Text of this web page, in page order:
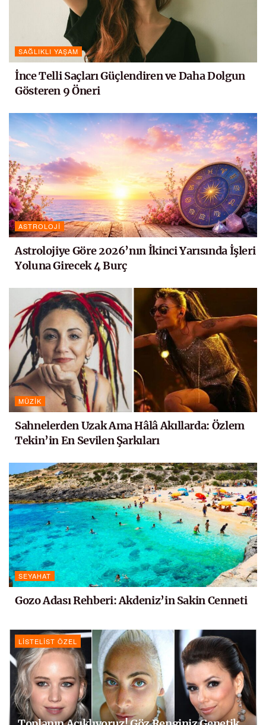
SAĞLIKLI YAŞAM
İnce Telli Saçları Güçlendiren ve Daha Dolgun
Gösteren 9 Öneri
ASTROLOJI
Astrolojiye Göre 2026’nın İkinci Yarısında İşleri
Yoluna Girecek 4 Burç
MÜZIK
Sahnelerden Uzak Ama Hâlâ Akıllarda: Özlem
Tekin’in En Sevilen Şarkıları
SEYAHAT
Gozo Adası Rehberi: Akdeniz’in Sakin Cenneti
LISTELIST ÖZEL